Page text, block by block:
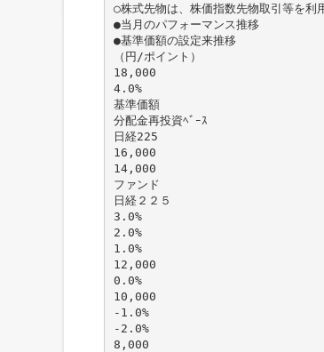
○株式先物は、株価指数先物取引等を利
●当月のパフォーマンス推移
●基準価額の設定来推移
（円/ポイント）
18,000
4.0%
基準価額
分配金再投資ﾍﾞｰｽ
日経225
16,000
14,000
ファンド
日経２２５
3.0%
2.0%
1.0%
12,000
0.0%
10,000
-1.0%
-2.0%
8,000